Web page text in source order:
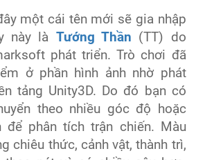
một cái tên mới sẽ gia nhập
này là Tướng Thần (TT) do
phát triển. Trò chơi đã
ở phần hình ảnh nhờ phát
tảng Unity3D. Do đó bạn có
theo nhiều góc độ hoặc
để phân tích trận chiến. Màu
chiêu thức, cảnh vật, thành trì,